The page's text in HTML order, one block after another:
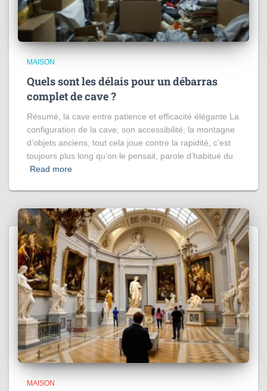
MAISON
Quels sont les délais pour un débarras
complet de cave ?
Résumé, la cave entre patience et efficacité élégante La
configuration de la cave, son accessibilité, la montagne
d’objets anciens, tout cela joue contre la rapidité, c’est
toujours plus long qu’on le pensait, parole d’habitué du
Read more
MAISON